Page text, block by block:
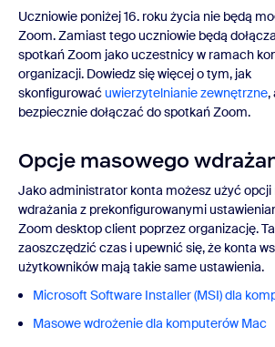
Uczniowie poniżej 16. roku życia nie będą
Zoom. Zamiast tego uczniowie będą
spotkań Zoom jako uczestnicy w ramach
organizacji. Dowiedz się więcej o tym, jak
skonfigurowaćuwierzytelnianie zewnętrzne,
bezpiecznie dołączać do spotkań Zoom.
Opcje masowego
Jako administrator konta możesz użyć opcji
wdrażania z prekonfigurowanymi
Zoom desktop client poprzez organizację.
zaoszczędzić czas i upewnić się, że konta
użytkowników mają takie same ustawienia.
Microsoft Software Installer (MSI) dla
Masowe wdrożenie dla komputerów Mac